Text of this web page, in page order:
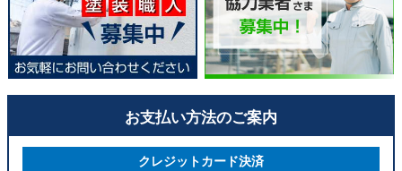
お支払い方法のご案内
クレジットカード決済